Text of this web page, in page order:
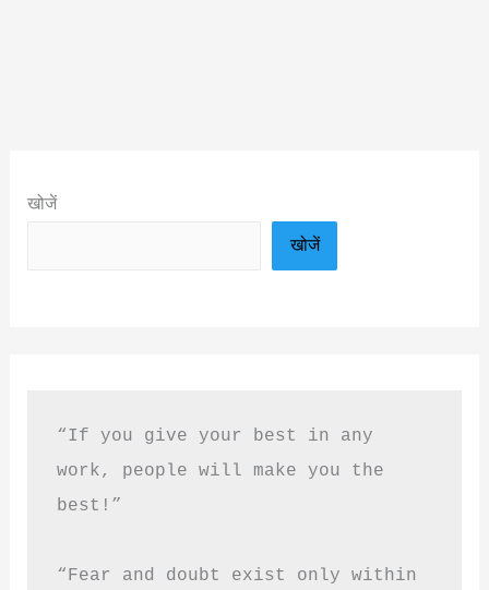
खोजें
खोजें
“If you give your best in any
work, people will make you the
best!”
“Fear and doubt exist only within